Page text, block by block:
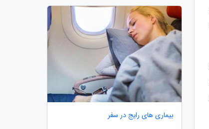
بیماری های رایج در سفر